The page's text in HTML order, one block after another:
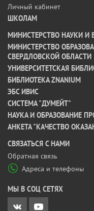
Личный кабинет
ШКОЛАМ
МИНИСТЕРСТВО НАУКИ И
МИНИСТЕРСТВО
СВЕРДЛОВСКОЙ ОБЛАСТИ
УНИВЕРСИТЕТСКАЯ
БИБЛИОТЕКА ZNANIUM
ЭБС ИВИС
СИСТЕМА "ДУМЕЙТ"
НАУКА И ОБРАЗОВАНИЕ
АНКЕТА "КАЧЕСТВО
CВЯЗАТЬСЯ С НАМИ
Обратная связь
Адреса и телефоны
МЫ В СОЦ СЕТЯХ